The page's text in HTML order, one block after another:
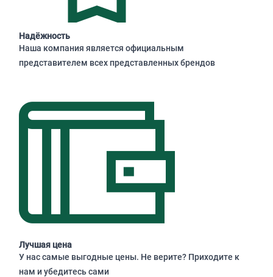
Надёжность
Наша компания является официальным
представителем всех представленных брендов
Лучшая цена
У нас самые выгодные цены. Не верите? Приходите к
нам и убедитесь сами